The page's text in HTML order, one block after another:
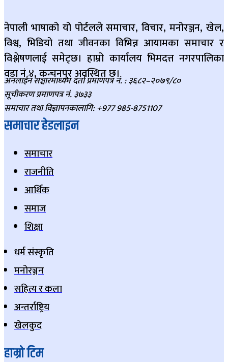
नेपाली भाषाको यो पोर्टलले समाचार, विचार, मनोरञ्जन, खेल,
विश्व, भिडियो तथा जीवनका विभिन्न आयामका समाचार र
विश्लेषणलाई समेट्छ। हाम्रो कार्यालय भिमदत्त नगरपालिका
वडा नं ४, कन्चनपुर अवस्थित छ।
अनलाईन सञ्चारमाध्यम दर्ता प्रमाणपत्र नं. : ३६८२–२०७९/८०
सूचीकरण प्रमाणपत्र नं. ३७३३
समाचार तथा विज्ञापनकालागि: +977 985-8751107
समाचार हेडलाइन
समाचार
राजनीति
आर्थिक
समाज
शिक्षा
धर्म संस्कृति
मनोरञ्जन
सहित्य र कला
अन्तर्राष्ट्रिय
खेलकुद
हाम्रो टिम